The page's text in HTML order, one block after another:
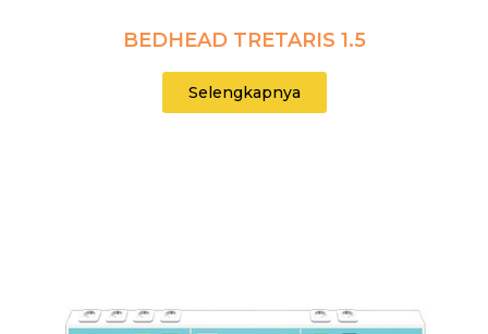
BEDHEAD TRETARIS 1.5
Selengkapnya